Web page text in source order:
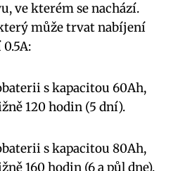
ve kterém se nachází.
může trvat nabíjení
s kapacitou 60Ah,
120 hodin (5 dní).
s kapacitou 80Ah,
160 hodin (6 a půl dne).